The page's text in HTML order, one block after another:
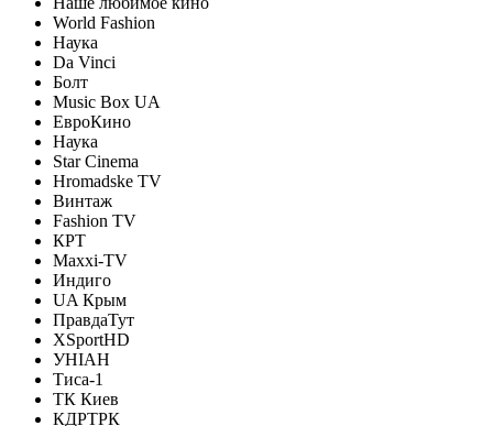
World Fashion
Наука
Da Vinci
Болт
Music Box UA
ЕвроКино
Наука
Star Cinema
Hromadske TV
Винтаж
Fashion TV
КРТ
Maxxi-TV
Индиго
UA Крым
ПравдаТут
XSportHD
УНІАН
Тиса-1
ТК Киев
КДРТРК